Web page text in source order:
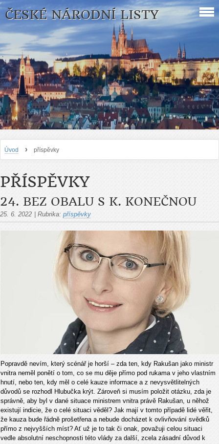
ČESKÉ NÁRODNÍ LISTY
Úvod › příspěvky
PŘÍSPĚVKY
24. BEZ OBALU S K. KONEČNOU
25. 6. 2022 Rubrika: příspěvky
Popravdě nevím, který scénář je horší – zda ten, kdy Rakušan jako ministr
vnitra neměl ponětí o tom, co se mu děje přímo pod rukama v jeho vlastním
hnutí, nebo ten, kdy měl o celé kauze informace a z nevysvětlitelných
důvodů se rozhodl Hlubučka krýt. Zároveň si musím položit otázku, zda je
správně, aby byl v dané situace ministrem vnitra právě Rakušan, u něhož
existují indicie, že o celé situaci věděl? Jak mají v tomto případě lidé věřit,
že kauza bude řádně prošetřena a nebude docházet k ovlivňování svědků
přímo z nejvyšších míst? Ať už je to tak či onak, považuji celou situaci
vedle absolutní neschopnosti této vlády za další, zcela zásadní důvod k